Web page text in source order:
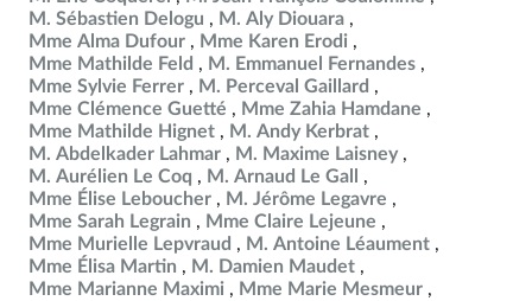
M. Sébastien Delogu
M. Aly Diouara
Mme Alma Dufour
Mme Karen Erodi
Mme Mathilde Feld
M. Emmanuel Fernandes
Mme Sylvie Ferrer
M. Perceval Gaillard
Mme Clémence Guetté
Mme Zahia Hamdane
Mme Mathilde Hignet
M. Andy Kerbrat
M. Abdelkader Lahmar
M. Maxime Laisney
M. Aurélien Le Coq
M. Arnaud Le Gall
Mme Élise Leboucher
M. Jérôme Legavre
Mme Sarah Legrain
Mme Claire Lejeune
Mme Murielle Lepvraud
M. Antoine Léaument
Mme Élisa Martin
M. Damien Maudet
Mme Marianne Maximi
Mme Marie Mesmeur